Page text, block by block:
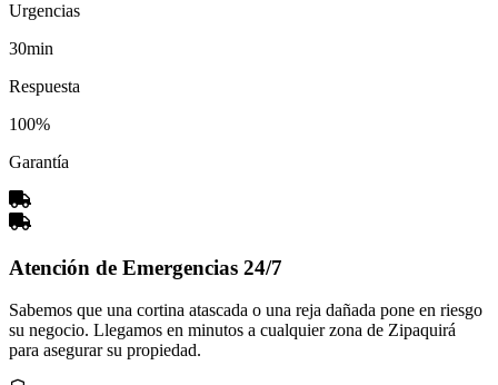
Urgencias
30min
Respuesta
100%
Garantía
Atención de Emergencias 24/7
Sabemos que una cortina atascada o una reja dañada pone en riesgo
su negocio. Llegamos en minutos a cualquier zona de Zipaquirá
para asegurar su propiedad.